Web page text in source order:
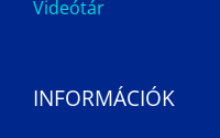
Videótár
INFORMÁCIÓK